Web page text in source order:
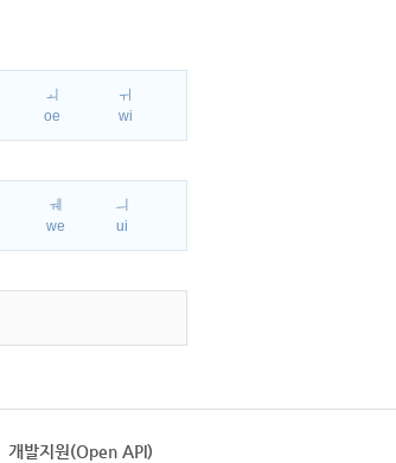
ㅚ
oe
ㅟ
wi
ㅞ
we
ㅢ
ui
개발지원(Open API)